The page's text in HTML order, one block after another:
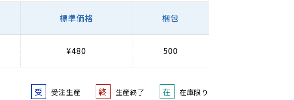
標準価格 梱包
¥480 500
受 受注生産 終 生産終了 在 在庫限り